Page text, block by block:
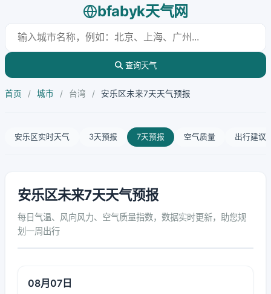
bfabyk天气网
查询天气
首页 / 城市 / 台湾 / 安乐区未来7天天气预报
安乐区实时天气 3天预报 7天预报 空气质量 出行建议
安乐区未来7天天气预报
每日气温、风向风力、空气质量指数，数据实时更新，助您规
划一周出行
08月07日